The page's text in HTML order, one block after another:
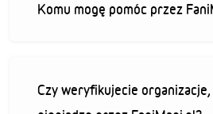
Komu mogę pomóc przez
Czy weryfikujecie